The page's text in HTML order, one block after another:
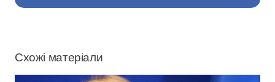
Схожі матеріали